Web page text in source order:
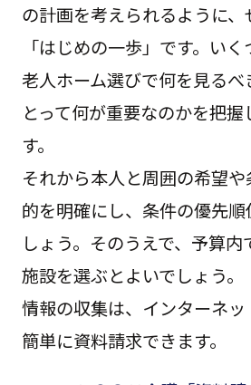
の計画を考えられるように
「はじめの一歩」です。いく
老人ホーム選びで何を見る
とって何が重要なのかを把
す。
それから本人と周囲の希望
的を明確にし、条件の優先
しょう。そのうえで、予算
施設を選ぶとよいでしょう。
情報の収集は、インターネ
簡単に資料請求できます。